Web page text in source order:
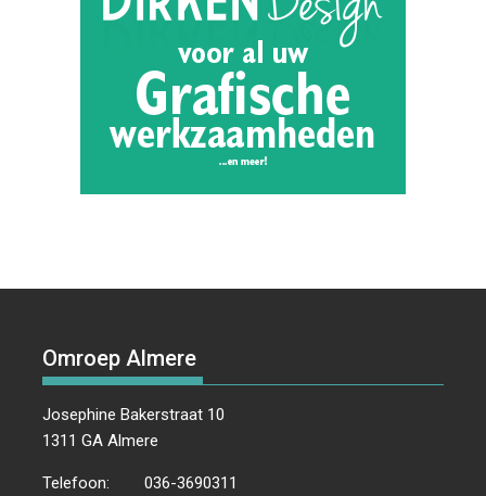
Omroep Almere
Josephine Bakerstraat 10
1311 GA Almere
Telefoon:
036-3690311